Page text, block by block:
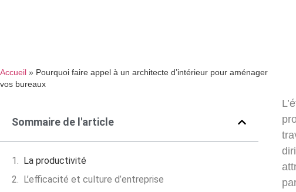
Accueil » Pourquoi faire appel à un architecte d’intérieur pour aménager
vos bureaux
Sommaire de l'article
La productivité
L’efficacité et culture d’entreprise